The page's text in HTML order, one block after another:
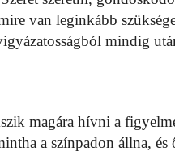
van leginkább
mindig
magára hívni a
a színpadon állna,